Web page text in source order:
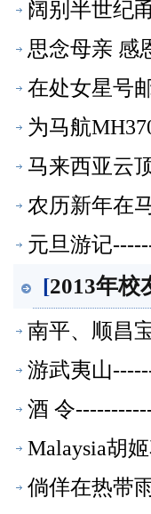
阔别半世纪
思念母亲 感
在处女星号
为马航
马来西亚云
农历新年在
元旦游记
[2013年校
南平、顺昌
游武夷山
酒 令
Malaysia胡
倘佯在热带